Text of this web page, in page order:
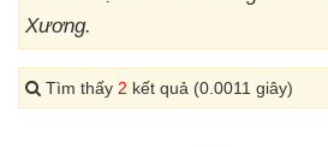
Xương.
Tìm thấy 2 kết quả (0.0011 giây)